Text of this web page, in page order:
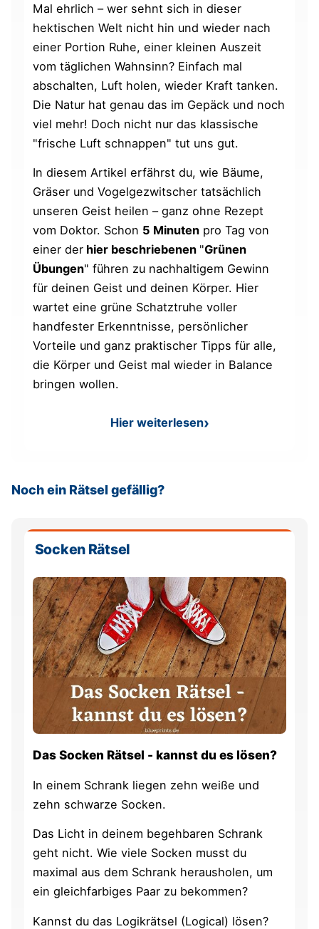
Mal ehrlich – wer sehnt sich in dieser
hektischen Welt nicht hin und wieder nach
einer Portion Ruhe, einer kleinen Auszeit
vom täglichen Wahnsinn? Einfach mal
abschalten, Luft holen, wieder Kraft tanken.
Die Natur hat genau das im Gepäck und noch
viel mehr! Doch nicht nur das klassische
"frische Luft schnappen" tut uns gut.
In diesem Artikel erfährst du, wie Bäume,
Gräser und Vogelgezwitscher tatsächlich
unseren Geist heilen – ganz ohne Rezept
vom Doktor. Schon 5 Minuten pro Tag von
einer der hier beschriebenen "Grünen
Übungen" führen zu nachhaltigem Gewinn
für deinen Geist und deinen Körper. Hier
wartet eine grüne Schatztruhe voller
handfester Erkenntnisse, persönlicher
Vorteile und ganz praktischer Tipps für alle,
die Körper und Geist mal wieder in Balance
bringen wollen.
Hier weiterlesen: Wie die Natur die Psyche
Noch ein Rätsel gefällig?
Socken Rätsel
Das Socken Rätsel - kannst du es lösen?
In einem Schrank liegen zehn weiße und
zehn schwarze Socken.
Das Licht in deinem begehbaren Schrank
geht nicht. Wie viele Socken musst du
maximal aus dem Schrank herausholen, um
ein gleichfarbiges Paar zu bekommen?
Kannst du das Logikrätsel (Logical) lösen?